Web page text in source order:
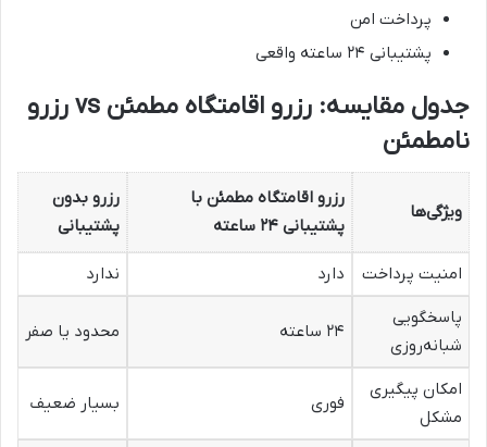
پرداخت امن
پشتیبانی ۲۴ ساعته واقعی
جدول مقایسه: رزرو اقامتگاه مطمئن vs رزرو
نامطمئن
ویژگی‌ها
رزرو اقامتگاه مطمئن با
پشتیبانی ۲۴ ساعته
رزرو بدون
پشتیبانی
امنیت پرداخت دارد
ندارد
پاسخگویی
شبانه‌روزی
۲۴ ساعته محدود یا صفر
امکان پیگیری
مشکل
فوری بسیار ضعیف